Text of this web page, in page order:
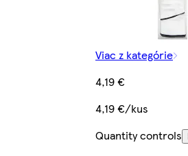
Viac z kategórie
4,19 €
4,19 €/kus
Quantity controls